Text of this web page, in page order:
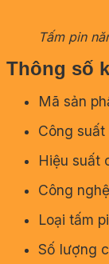
Tấm pin
Thông số
Mã sản
Công
Hiệu suất
Công
Loại tấm
Số lượng